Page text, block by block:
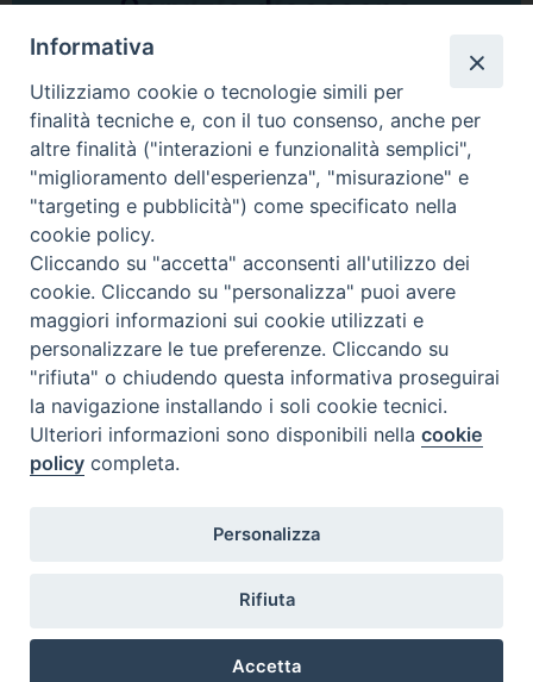
Comunicati Stampa
Il cordoglio dei Vescovi di Puglia per la morte di S.E.R. Mons. Agostino
Superbo
Nasce la Consulta Diocesana delle Aggregazioni Laicali di Castellaneta
Archivio comunicati stampa
2026 © Diocesi di Castellaneta
Vita consacrata
Informativa
Utilizziamo cookie o tecnologie simili per
finalità tecniche e, con il tuo consenso, anche per
altre finalità ("interazioni e funzionalità semplici",
"miglioramento dell'esperienza", "misurazione" e
"targeting e pubblicità") come specificato nella
cookie policy.
Cliccando su "accetta" acconsenti all'utilizzo dei
cookie. Cliccando su "personalizza" puoi avere
maggiori informazioni sui cookie utilizzati e
personalizzare le tue preferenze. Cliccando su
"rifiuta" o chiudendo questa informativa proseguirai
la navigazione installando i soli cookie tecnici.
Ulteriori informazioni sono disponibili nellacookie
policy completa.
Personalizza
Rifiuta
Accetta